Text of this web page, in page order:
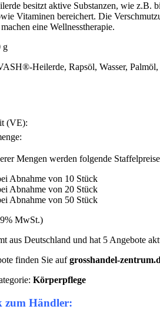
besitzt aktive Substanzen, wie z.B.
Vitaminen bereichert. Die
eine Wellnesstherapie.
g
Heilerde, Rapsöl, Wasser,
(VE):
Mengen werden folgende
Abnahme von 10 Stück
Abnahme von 20 Stück
Abnahme von 50 Stück
MwSt.)
aus Deutschland und hat 5 Angebote
finden Sie aufgrosshandel-
Körperpflege
zum Händler: